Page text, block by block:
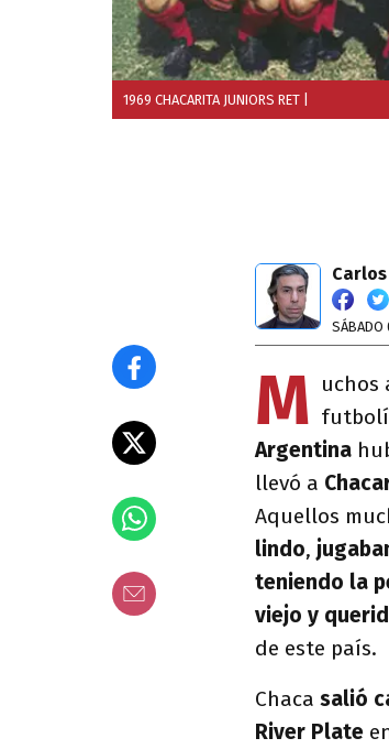
1969 CHACARITA JUNIORS RET
SÁBADO
M uchos
Argentina
llevó a
Aquellos
lindo,
teniendo la
viejo y
de este país.
Chaca salió
River Plate